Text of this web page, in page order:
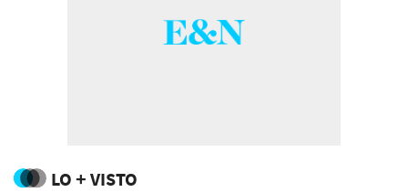
LO + VISTO